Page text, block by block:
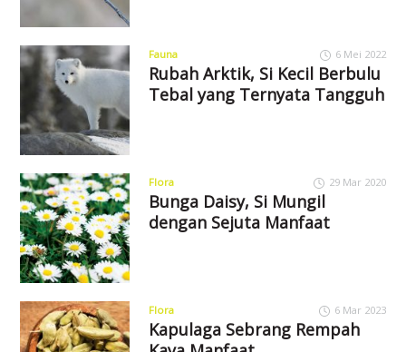
Fauna 6 Mei 2022
Rubah Arktik, Si Kecil Berbulu
Tebal yang Ternyata Tangguh
Flora 29 Mar 2020
Bunga Daisy, Si Mungil
dengan Sejuta Manfaat
Flora 6 Mar 2023
Kapulaga Sebrang Rempah